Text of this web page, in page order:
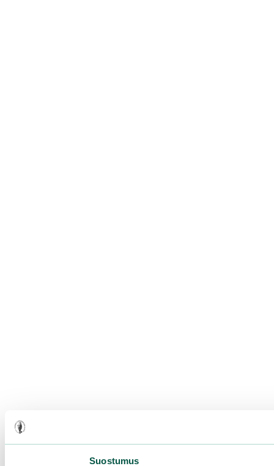
Suostumus